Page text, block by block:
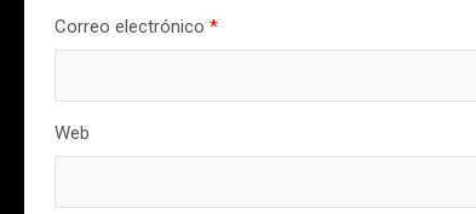
Correo electrónico*
Web